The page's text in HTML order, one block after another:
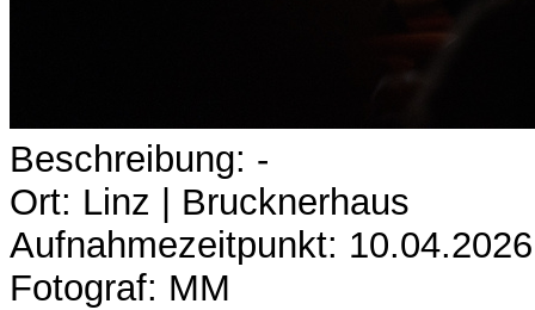
Beschreibung: -
Ort: Linz | Brucknerhaus
Aufnahmezeitpunkt: 10.04.2026
Fotograf: MM